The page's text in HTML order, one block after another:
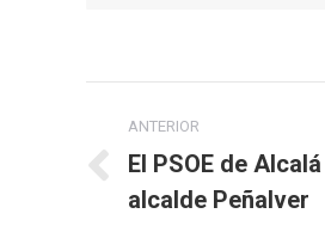
Navegación
entre
publicaciones
ANTERIOR
anterior:
El PSOE de
alcalde Peñalver